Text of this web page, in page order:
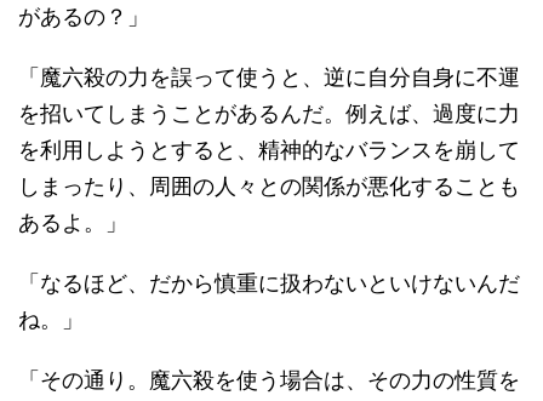
があるの？」
「魔六殺の力を誤って使うと、逆に自分自身に不運
を招いてしまうことがあるんだ。例えば、過度に力
を利用しようとすると、精神的なバランスを崩して
しまったり、周囲の人々との関係が悪化することも
あるよ。」
「なるほど、だから慎重に扱わないといけないんだ
ね。」
「その通り。魔六殺を使う場合は、その力の性質を